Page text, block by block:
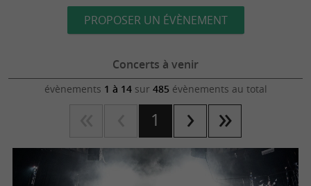
PROPOSER UN ÉVÈNEMENT
Concerts à venir
évènements 1 à 14sur 485 évènements au total
1